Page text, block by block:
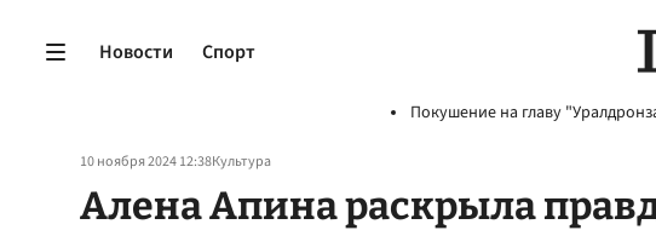
Новости Спорт
Покушение на главу
10 ноября 2024 12:38Культура
Алена Апина раскрыла